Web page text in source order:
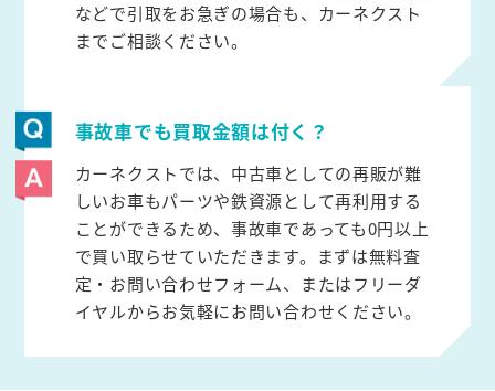
などで引取をお急ぎの場合も、カーネクスト
までご相談ください。
事故車でも買取金額は付く？
カーネクストでは、中古車としての再販が難
しいお車もパーツや鉄資源として再利用する
ことができるため、事故車であっても0円以上
で買い取らせていただきます。まずは無料査
定・お問い合わせフォーム、またはフリーダ
イヤルからお気軽にお問い合わせください。